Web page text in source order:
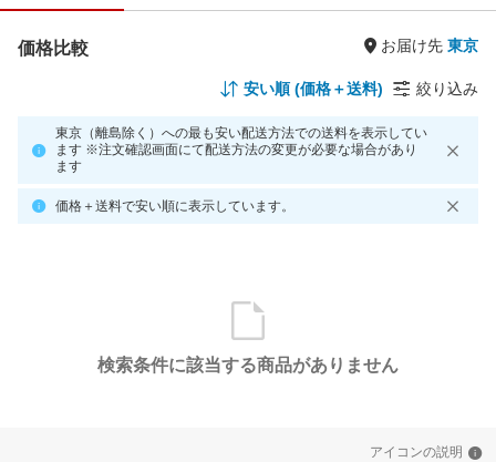
価格比較 お届け先
安い順 (価格＋送料) 絞り込み
東京（離島除く）への最も安い配送方法での送料を表示してい
ます ※注文確認画面にて配送方法の変更が必要な場合があり
ます
価格＋送料で安い順に表示しています。
検索条件に該当する商品がありません
アイコンの説明